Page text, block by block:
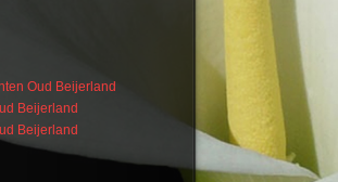
Oud Beijerland
Beijerland
Beijerland